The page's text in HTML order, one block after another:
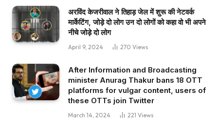
अरविंद केजरीवाल ने तिहाड़ जेल में शुरू की नेटवर्क
मार्केटिंग, जोड़े दो लोग उन दो लोगों को कहा वो भी अपने
नीचे जोड़े दो लोग
April 9, 2024 270 Views
After Information and Broadcasting
minister Anurag Thakur bans 18 OTT
platforms for vulgar content, users of
these OTTs join Twitter
March 14, 2024 221 Views